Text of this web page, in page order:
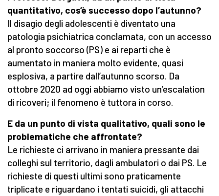
quantitativo, cos’è successo dopo l’autunno?
Il disagio degli adolescenti è diventato una
patologia psichiatrica conclamata, con un accesso
al pronto soccorso (PS) e ai reparti che è
aumentato in maniera molto evidente, quasi
esplosiva, a partire dall’autunno scorso. Da
ottobre 2020 ad oggi abbiamo visto un’escalation
di ricoveri; il fenomeno è tuttora in corso.
E da un punto di vista qualitativo, quali sono le
problematiche che affrontate?
Le richieste ci arrivano in maniera pressante dai
colleghi sul territorio, dagli ambulatori o dai PS. Le
richieste di questi ultimi sono praticamente
triplicate e riguardano i tentati suicidi, gli attacchi